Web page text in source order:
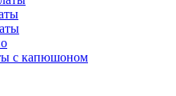
с капюшоном